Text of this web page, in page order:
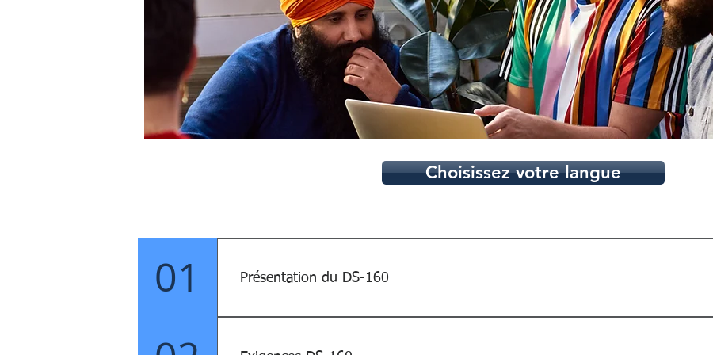
Choisissez votre langue
01 Présentation du DS-160
Le DS-160, formulaire de demande de visa non-immigrant en ligne, est destiné aux